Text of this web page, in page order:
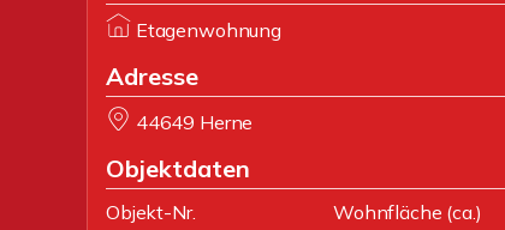
Etagenwohnung
Adresse
44649 Herne
Objektdaten
Objekt-Nr.
Wohnfläche (ca.)